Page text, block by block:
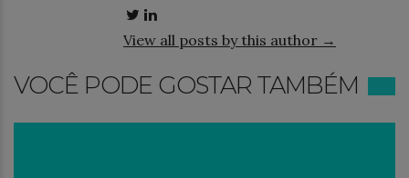
View all posts by this author →
VOCÊ PODE GOSTAR TAMBÉM